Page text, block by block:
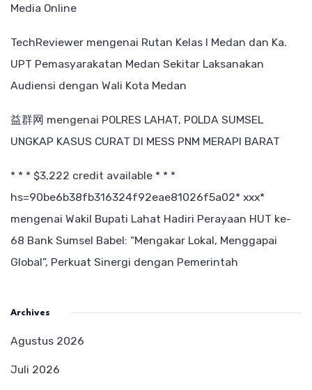
Media Online
TechReviewer mengenai Rutan Kelas I Medan dan Ka.
UPT Pemasyarakatan Medan Sekitar Laksanakan
Audiensi dengan Wali Kota Medan
益群网 mengenai POLRES LAHAT, POLDA SUMSEL
UNGKAP KASUS CURAT DI MESS PNM MERAPI BARAT
* * * $3,222 credit available * * *
hs=90be6b38fb316324f92eae81026f5a02* ххх*
mengenai Wakil Bupati Lahat Hadiri Perayaan HUT ke-
68 Bank Sumsel Babel: “Mengakar Lokal, Menggapai
Global”, Perkuat Sinergi dengan Pemerintah
Archives
Agustus 2026
Juli 2026